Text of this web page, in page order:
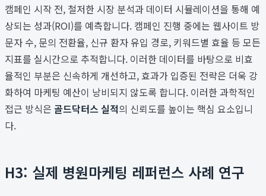
캠페인 시작 전, 철저한 시장 분석과 데이터 시뮬레이션을 통해 예
상되는 성과(ROI)를 예측합니다. 캠페인 진행 중에는 웹사이트 방
문자 수, 문의 전환율, 신규 환자 유입 경로, 키워드별 효율 등 모든
지표를 실시간으로 추적합니다. 이러한 데이터를 바탕으로 비효
율적인 부분은 신속하게 개선하고, 효과가 입증된 전략은 더욱 강
화하여 마케팅 예산이 낭비되지 않도록 합니다. 이러한 과학적인
접근 방식은 골드닥터스 실적의 신뢰도를 높이는 핵심 요소입니
다.
H3: 실제 병원마케팅 레퍼런스 사례 연구